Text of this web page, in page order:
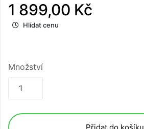
1 899,00 Kč
Hlídat cenu
Množství